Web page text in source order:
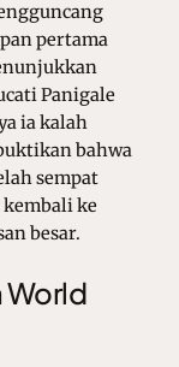
pertama
Panigale
ia kalah
bahwa
sempat
kembali ke
besar.
World